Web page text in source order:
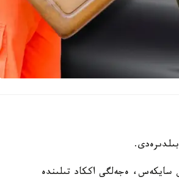
ەجەلگى اككاد تىلىندە